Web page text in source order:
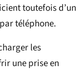
toutefois d’un
téléphone.
les
une prise en